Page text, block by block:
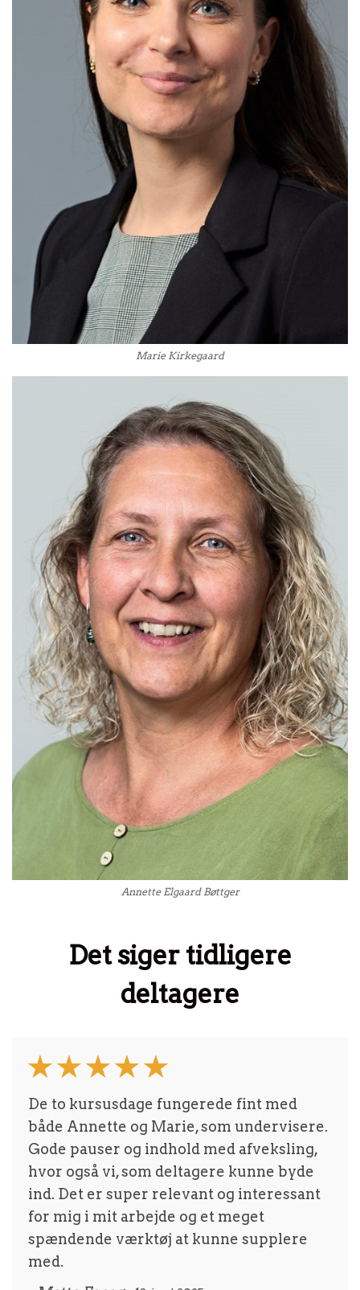
Marie Kirkegaard
Annette Elgaard Bøttger
Det siger tidligere
deltagere
De to kursusdage fungerede fint med
både Annette og Marie, som undervisere.
Gode pauser og indhold med afveksling,
hvor også vi, som deltagere kunne byde
ind. Det er super relevant og interessant
for mig i mit arbejde og et meget
spændende værktøj at kunne supplere
med.